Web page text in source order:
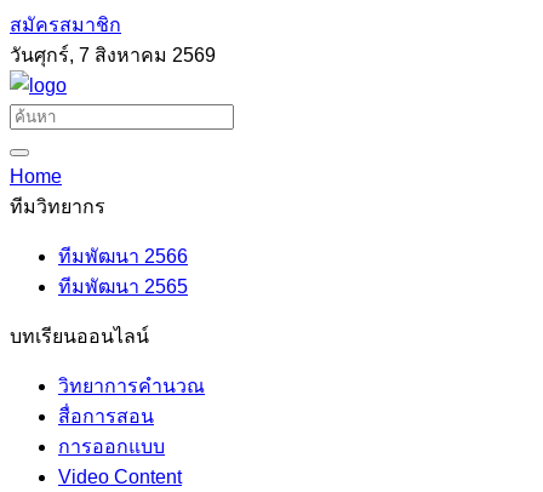
สมัครสมาชิก
วันศุกร์, 7 สิงหาคม 2569
Home
ทีมวิทยากร
ทีมพัฒนา 2566
ทีมพัฒนา 2565
บทเรียนออนไลน์
วิทยาการคำนวณ
สื่อการสอน
การออกแบบ
Video Content